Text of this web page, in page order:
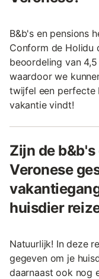
B&b's en pensions
Conform de Holidu
beoordeling van
waardoor we
twijfel een perfecte
vakantie vindt!
Zijn de
Veronese
huisdier
Natuurlijk! In deze
gegeven om je
daarnaast ook nog